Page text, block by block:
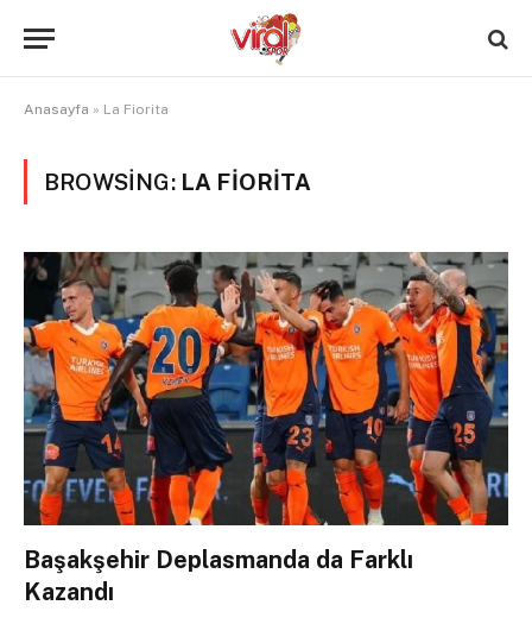
Anasayfa » La Fiorita
BROWSING: LA FIORITA
Başakşehir Deplasmanda da Farklı
Kazandı